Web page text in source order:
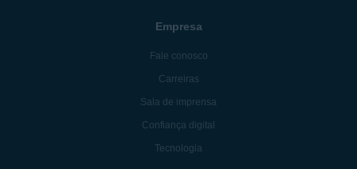
Empresa
Fale conosco
Carreiras
Sala de imprensa
Confiança digital
Tecnologia